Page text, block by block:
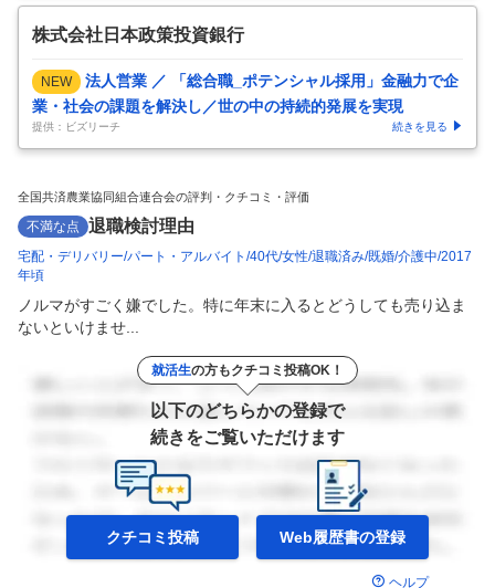
株式会社日本政策投資銀行
NEW
法人営業 ／ 「総合職_ポテンシャル採用」金融力で企
業・社会の課題を解決し／世の中の持続的発展を実現
提供：ビズリーチ 続きを見る
全国共済農業協同組合連合会の評判・クチコミ・評価
不満な点 退職検討理由
宅配・デリバリー パート・アルバイト 40代 女性 退職済み 既婚 介護中 2017
年頃
ノルマがすごく嫌でした。特に年末に入るとどうしても売り込ま
ないといけませ...
就活生の方もクチコミ投稿OK！
以下のどちらかの登録で
続きをご覧いただけます
クチコミ投稿 Web履歴書の登録
ヘルプ